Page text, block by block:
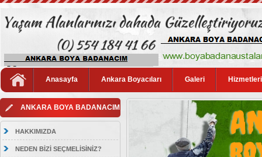
Anasayfa Ankara Boyacıları Galeri
ANKARA BOYA BADANACIM
HAKKIMIZDA
NEDEN BİZİ SEÇMELİSİNİZ?